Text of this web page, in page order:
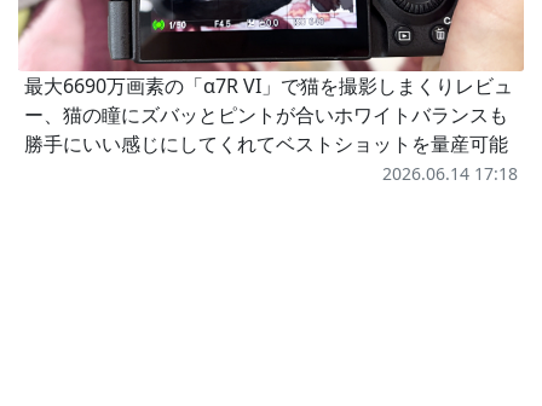
最大6690万画素の「α7R VI」で猫を撮影しまくりレビュ
ー、猫の瞳にズバッとピントが合いホワイトバランスも
勝手にいい感じにしてくれてベストショットを量産可能
2026.06.14 17:18